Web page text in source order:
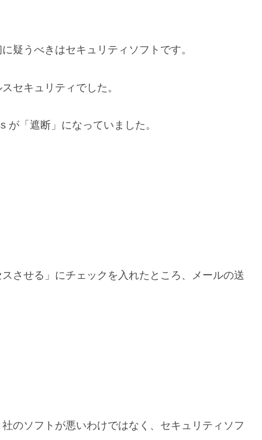
疑うべきはセキュリティソフトです。
セキュリティでした。
「遮断」になっていました。
させる」にチェックを入れたところ、メールの送
のソフトが悪いわけではなく、セキュリティソフ